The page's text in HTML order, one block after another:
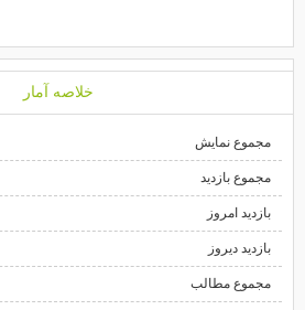
خلاصه آمار
مجموع نمایش‌
مجموع بازدید
بازدید امروز
بازدید دیروز
مجموع مطالب